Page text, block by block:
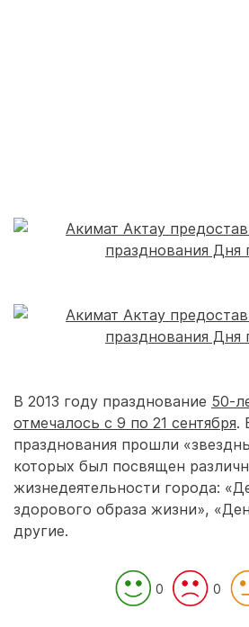
В 2013 году празднование 50-
отмечалось с 9 по 21 сентября.
празднования прошли
которых был посвящен
жизнедеятельности города:
здорового образа жизни»,
другие.
0 0